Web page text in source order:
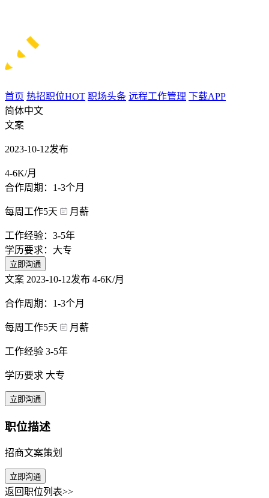
首页 热招职位HOT 职场头条 远程工作管理 下载APP
简体中文
文案
2023-10-12发布
4-6K/月
合作周期：1-3个月
每周工作5天 月薪
工作经验：3-5年
学历要求：大专
立即沟通
文案 2023-10-12发布 4-6K/月
合作周期：1-3个月
每周工作5天 月薪
工作经验 3-5年
学历要求 大专
立即沟通
职位描述
招商文案策划
立即沟通
返回职位列表>>